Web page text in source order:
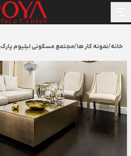
خانه/نمونه کار ها/مجتمع مسکونی لیلیوم پارک